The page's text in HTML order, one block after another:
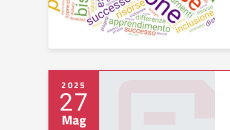
2025
27
Mag